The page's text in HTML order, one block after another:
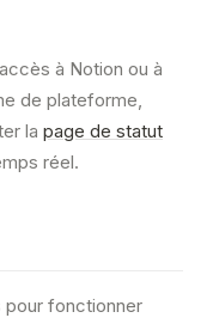
à Notion ou à
de plateforme,
la page de statut
réel.
fonctionner